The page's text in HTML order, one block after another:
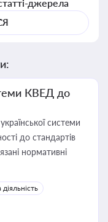
джерела
КВЕД до
системи
до стандартів
нормативні